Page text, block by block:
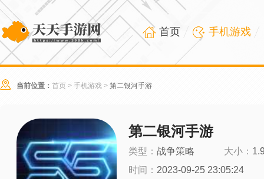
首页 手机游戏
当前位置： 首页 > 手机游戏 > 第二银河手游
第二银河手游
类型： 战争策略 大小：
时间： 2023-09-25 23:05:24